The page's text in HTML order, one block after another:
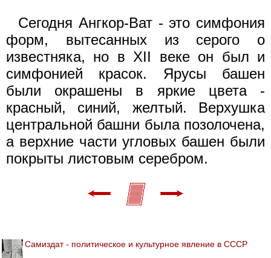
Сегодня Ангкор-Ват - это симфония
форм, вытесанных из серого o
известняка, но в XII веке он был и
симфонией красок. Ярусы башен
были окрашены в яркие цвета -
красный, синий, желтый. Верхушка
центральной башни была позолочена,
а верхние части угловых башен были
покрыты листовым серебром.
Самиздат - политическое и культурное явление в СССР